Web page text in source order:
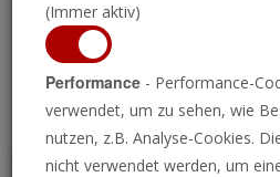
Programm
(Immer aktiv)
Performance - Performance-
verwendet, um zu sehen, wie
nutzen, z.B. Analyse-Cookies.
nicht verwendet werden, um